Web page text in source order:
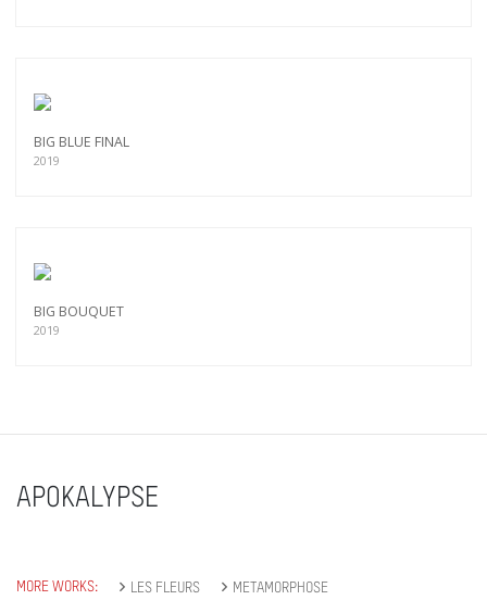
BIG BLUE FINAL
2019
BIG BOUQUET
2019
APOKALYPSE
MORE WORKS: LES FLEURS METAMORPHOSE